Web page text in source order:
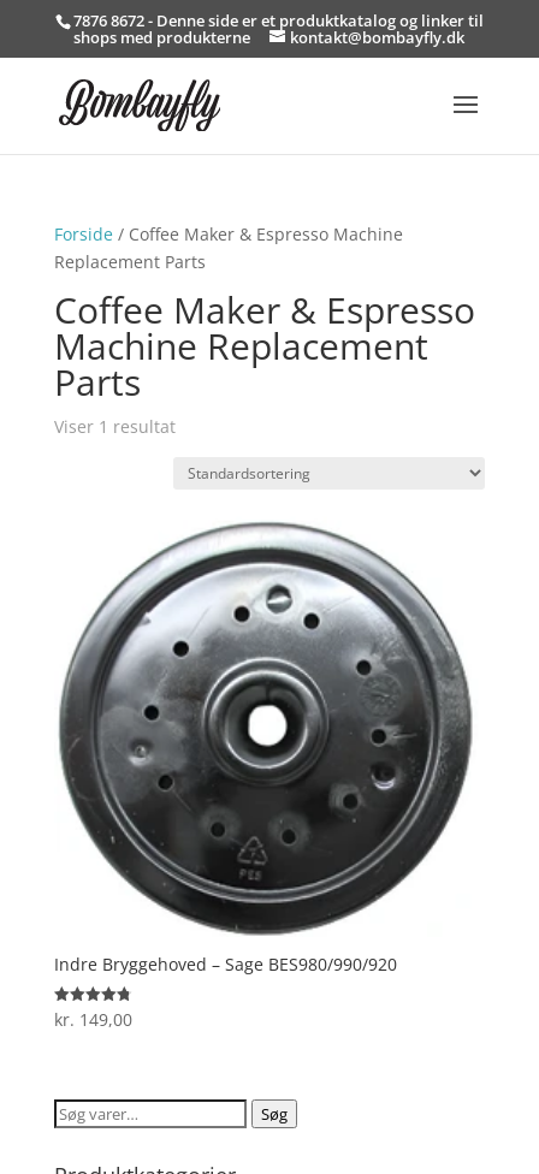
7876 8672 - Denne side er et produktkatalog og linker til
shops med produkterne kontakt@bombayfly.dk
Forside/ Coffee Maker & Espresso Machine
Replacement Parts
Coffee Maker & Espresso
Machine Replacement
Parts
Viser 1 resultat
Indre Bryggehoved – Sage BES980/990/920
Vurderet
4.8
kr. 149,00
Søg
Søg